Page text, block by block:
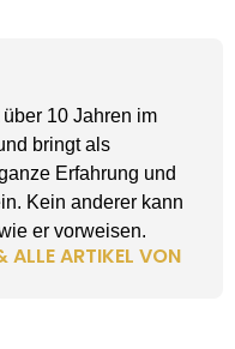
10 Jahren im
bringt als
Erfahrung und
Kein anderer kann
er vorweisen.
ALLE ARTIKEL VON